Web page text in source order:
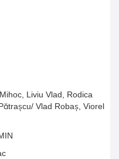
Liviu Vlad, Rodica
Vlad Robaș, Viorel